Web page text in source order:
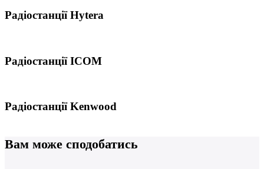
Радіостанції Hytera
Радіостанції ICOM
Радіостанції Kenwood
Вам може сподобатись